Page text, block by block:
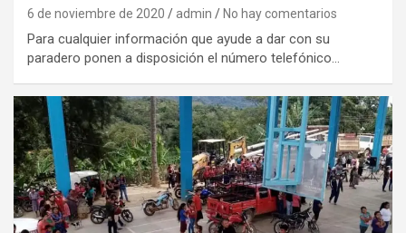
6 de noviembre de 2020 admin No hay comentarios
Para cualquier información que ayude a dar con su
paradero ponen a disposición el número telefónico…